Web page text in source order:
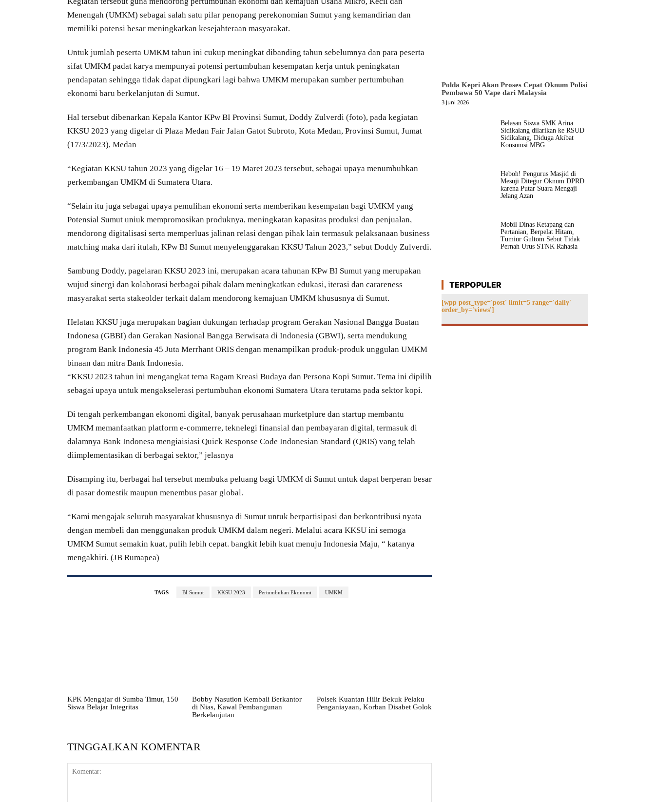
Menengah (UMKM) sebagai salah satu pilar penopang perekonomian Sumut yang kemandirian dan
memiliki potensi besar meningkatkan kesejahteraan masyarakat.
Untuk jumlah peserta UMKM tahun ini cukup meningkat dibanding tahun sebelumnya dan para peserta
sifat UMKM padat karya mempunyai potensi pertumbuhan kesempatan kerja untuk peningkatan
pendapatan sehingga tidak dapat dipungkari lagi bahwa UMKM merupakan sumber pertumbuhan
ekonomi baru berkelanjutan di Sumut.
Hal tersebut dibenarkan Kepala Kantor KPw BI Provinsi Sumut, Doddy Zulverdi (foto), pada kegiatan
KKSU 2023 yang digelar di Plaza Medan Fair Jalan Gatot Subroto, Kota Medan, Provinsi Sumut, Jumat
(17/3/2023), Medan
“Kegiatan KKSU tahun 2023 yang digelar 16 – 19 Maret 2023 tersebut, sebagai upaya menumbuhkan
perkembangan UMKM di Sumatera Utara.
“Selain itu juga sebagai upaya pemulihan ekonomi serta memberikan kesempatan bagi UMKM yang
Potensial Sumut uniuk mempromosikan produknya, meningkatan kapasitas produksi dan penjualan,
mendorong digitalisasi serta memperluas jalinan relasi dengan pihak lain termasuk pelaksanaan business
matching maka dari itulah, KPw BI Sumut menyelenggarakan KKSU Tahun 2023,” sebut Doddy Zulverdi.
Sambung Doddy, pagelaran KKSU 2023 ini, merupakan acara tahunan KPw BI Sumut yang merupakan
wujud sinergi dan kolaborasi berbagai pihak dalam meningkatkan edukasi, iterasi dan carareness
masyarakat serta stakeolder terkait dalam mendorong kemajuan UMKM khususnya di Sumut.
Helatan KKSU juga merupakan bagian dukungan terhadap program Gerakan Nasional Bangga Buatan
Indonesa (GBBI) dan Gerakan Nasional Bangga Berwisata di Indonesia (GBWI), serta mendukung
program Bank Indonesia 45 Juta Merrhant ORIS dengan menampilkan produk-produk unggulan UMKM
binaan dan mitra Bank Indonesia.
“KKSU 2023 tahun ini mengangkat tema Ragam Kreasi Budaya dan Persona Kopi Sumut. Tema ini dipilih
sebagai upaya untuk mengakselerasi pertumbuhan ekonomi Sumatera Utara terutama pada sektor kopi.
Di tengah perkembangan ekonomi digital, banyak perusahaan murketplure dan startup membantu
UMKM memanfaatkan platform e-commerre, teknelegi finansial dan pembayaran digital, termasuk di
dalamnya Bank Indonesa mengiaisiasi Quick Response Code Indonesian Standard (QRIS) vang telah
diimplementasikan di berbagai sektor,” jelasnya
Disamping itu, berbagai hal tersebut membuka peluang bagi UMKM di Sumut untuk dapat berperan besar
di pasar domestik maupun menembus pasar global.
“Kami mengajak seluruh masyarakat khususnya di Sumut untuk berpartisipasi dan berkontribusi nyata
dengan membeli dan menggunakan produk UMKM dalam negeri. Melalui acara KKSU ini semoga
UMKM Sumut semakin kuat, pulih lebih cepat. bangkit lebih kuat menuju Indonesia Maju, “ katanya
mengakhiri. (JB Rumapea)
TAGS BI Sumut KKSU 2023 Pertumbuhan Ekonomi UMKM
KPK Mengajar di Sumba Timur, 150
Siswa Belajar Integritas
Bobby Nasution Kembali Berkantor
di Nias, Kawal Pembangunan
Berkelanjutan
Polsek Kuantan Hilir Bekuk Pelaku
Penganiayaan, Korban Disabet Golok
TINGGALKAN KOMENTAR
Polda Kepri Akan Proses Cepat Oknum Polisi
Pembawa 50 Vape dari Malaysia
3 Juni 2026
Belasan Siswa SMK Arina
Sidikalang dilarikan ke RSUD
Sidikalang, Diduga Akibat
Konsumsi MBG
Heboh! Pengurus Masjid di
Mesuji Ditegur Oknum DPRD
karena Putar Suara Mengaji
Jelang Azan
Mobil Dinas Ketapang dan
Pertanian, Berpelat Hitam,
Tumiur Gultom Sebut Tidak
Pernah Urus STNK Rahasia
TERPOPULER
[wpp post_type='post' limit=5 range='daily'
order_by='views']